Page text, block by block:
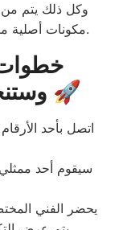
وكل ذلك يتم
مكونات أصلية.
وستنجهاوس في كوم حمادة 🚀
اتصل بأحد
سيقوم أحد
يحضر الفني